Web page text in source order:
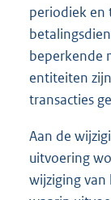
periodiek en
beperkende
entiteiten
transacties
Aan de
uitvoering
wijziging